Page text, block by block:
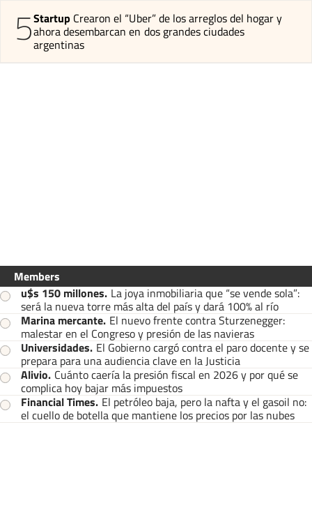
5Startup Crearon el “Uber” de los arreglos del hogar y
ahora desembarcan en dos grandes ciudades
argentinas
Members
u$s 150 millones. La joya inmobiliaria que “se vende sola”:
será la nueva torre más alta del país y dará 100% al río
Marina mercante. El nuevo frente contra Sturzenegger:
malestar en el Congreso y presión de las navieras
Universidades. El Gobierno cargó contra el paro docente y se
prepara para una audiencia clave en la Justicia
Alivio. Cuánto caería la presión fiscal en 2026 y por qué se
complica hoy bajar más impuestos
Financial Times. El petróleo baja, pero la nafta y el gasoil no:
el cuello de botella que mantiene los precios por las nubes